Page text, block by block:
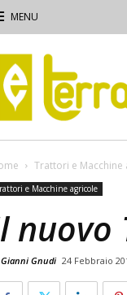
Terra
e
Vita
Trattori e Macchine
e Macchine agricole
nuovo
Gianni Gnudi 24 Febbraio